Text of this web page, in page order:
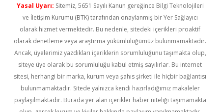
Yasal Uyarı: Sitemiz, 5651 Sayılı Kanun gereğince Bilgi Teknolojileri
ve İletişim Kurumu (BTK) tarafından onaylanmış bir Yer Sağlayıcı
olarak hizmet vermektedir. Bu nedenle, sitedeki içerikleri proaktif
olarak denetleme veya araştırma yükümlülüğümüz bulunmamaktadır.
Ancak, üyelerimiz yazdıkları içeriklerin sorumluluğunu taşımakta olup,
siteye üye olarak bu sorumluluğu kabul etmiş sayılırlar. Bu internet
sitesi, herhangi bir marka, kurum veya şahıs şirketi ile hiçbir bağlantısı
bulunmamaktadır. Sitede yalnızca kendi hazırladığımız makaleler
paylaşılmaktadır. Burada yer alan içerikler haber niteliği taşımamakta